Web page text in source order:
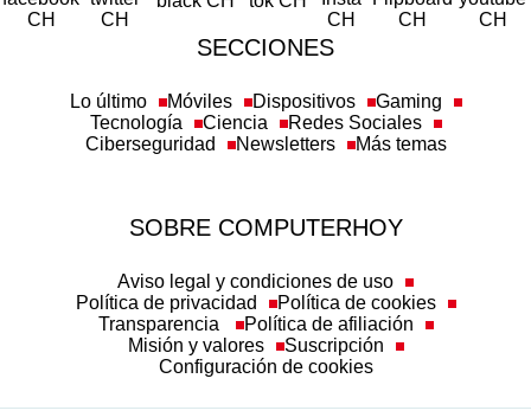
SECCIONES
Lo último Móviles Dispositivos
Gaming
Tecnología
Ciencia
Redes Sociales
Ciberseguridad
Newsletters Más temas
SOBRE COMPUTERHOY
Aviso legal y condiciones de uso
Política de privacidad
Política de cookies
Transparencia
Política de afiliación
Misión y valores
Suscripción
Configuración de cookies